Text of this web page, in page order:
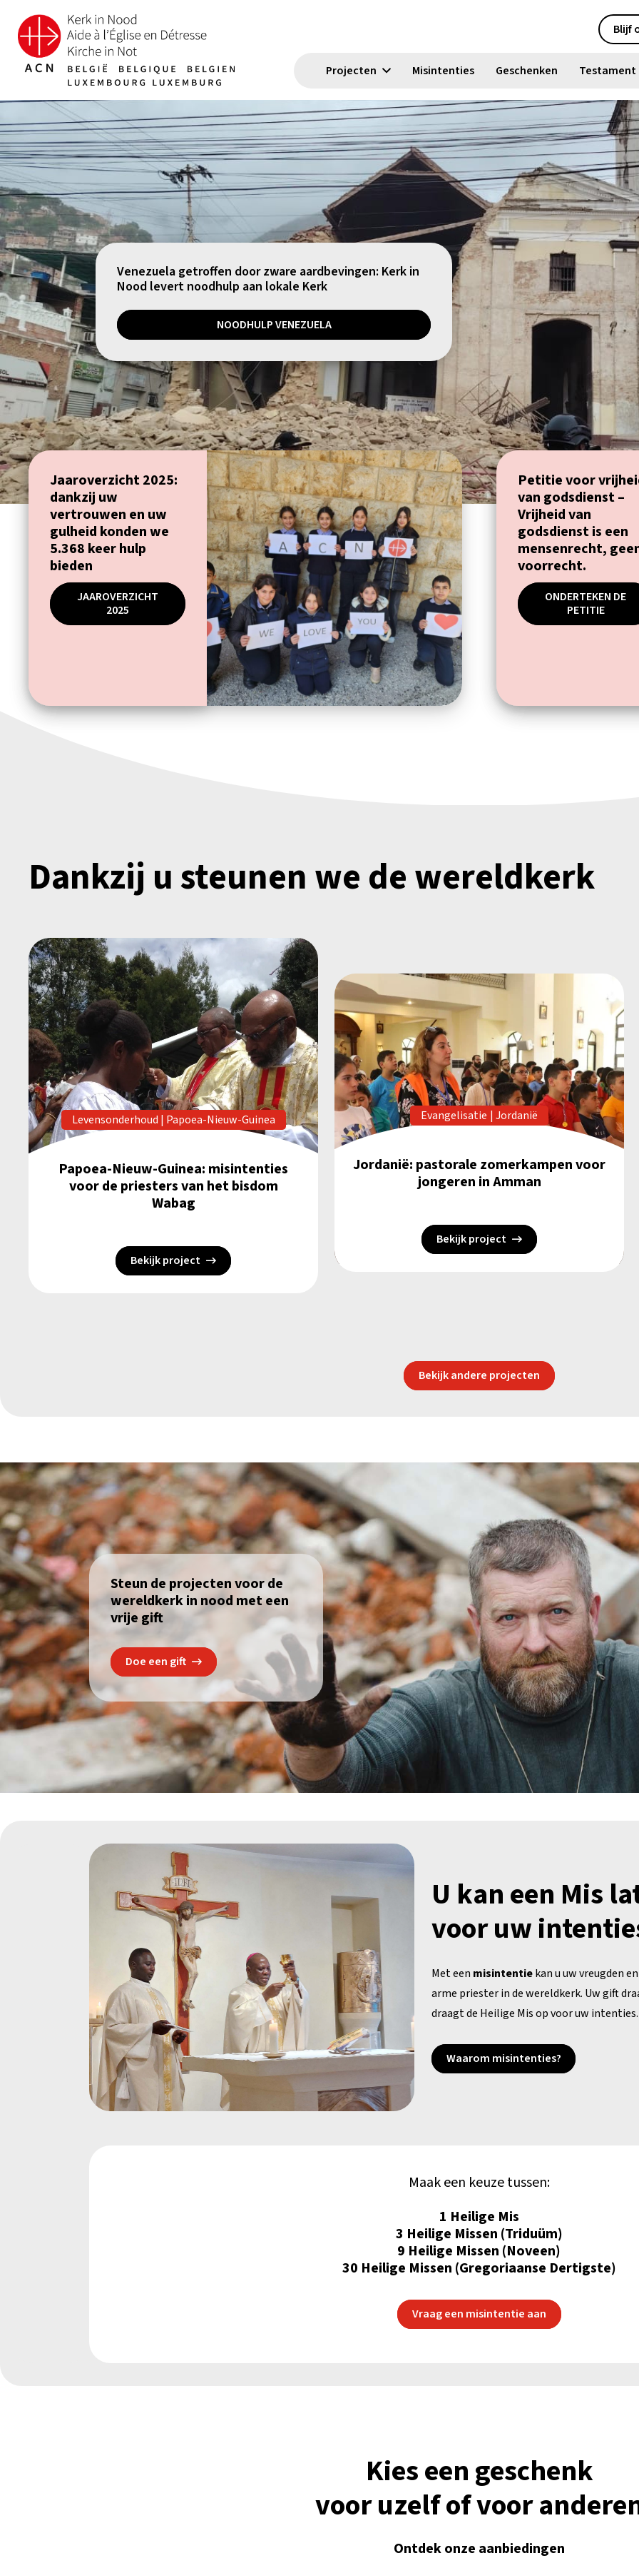
Blijf
Projecten Misintenties Geschenken Testament
Venezuela getroffen door zware aardbevingen: Kerk in
Nood levert noodhulp aan lokale Kerk
NOODHULP VENEZUELA
Jaaroverzicht 2025:
dankzij uw
vertrouwen en uw
gulheid konden we
5.368 keer hulp
bieden
JAAROVERZICHT
2025
Petitie voor
van godsdienst –
Vrijheid van
godsdienst is een
mensenrecht,
voorrecht.
ONDERTEKEN DE
PETITIE
Dankzij u steunen we de wereldkerk
Levensonderhoud | Papoea-Nieuw-Guinea
Papoea-Nieuw-Guinea: misintenties
voor de priesters van het bisdom
Wabag
Bekijk project
Evangelisatie | Jordanië
Jordanië: pastorale zomerkampen voor
jongeren in Amman
Bekijk project
Bekijk andere projecten
Steun de projecten voor de
wereldkerk in nood met een
vrije gift
Doe een gift
U kan een Mis
voor uw
Met een misintentiekan u uw vreugden
arme priester in de wereldkerk. Uw gift
draagt de Heilige Mis op voor uw
Waarom misintenties?
Maak een keuze tussen:
1 Heilige Mis
3 Heilige Missen (Triduüm)
9 Heilige Missen (Noveen)
30 Heilige Missen (Gregoriaanse Dertigste)
Vraag een misintentie aan
Kies een geschenk
voor uzelf of voor
Ontdek onze aanbiedingen